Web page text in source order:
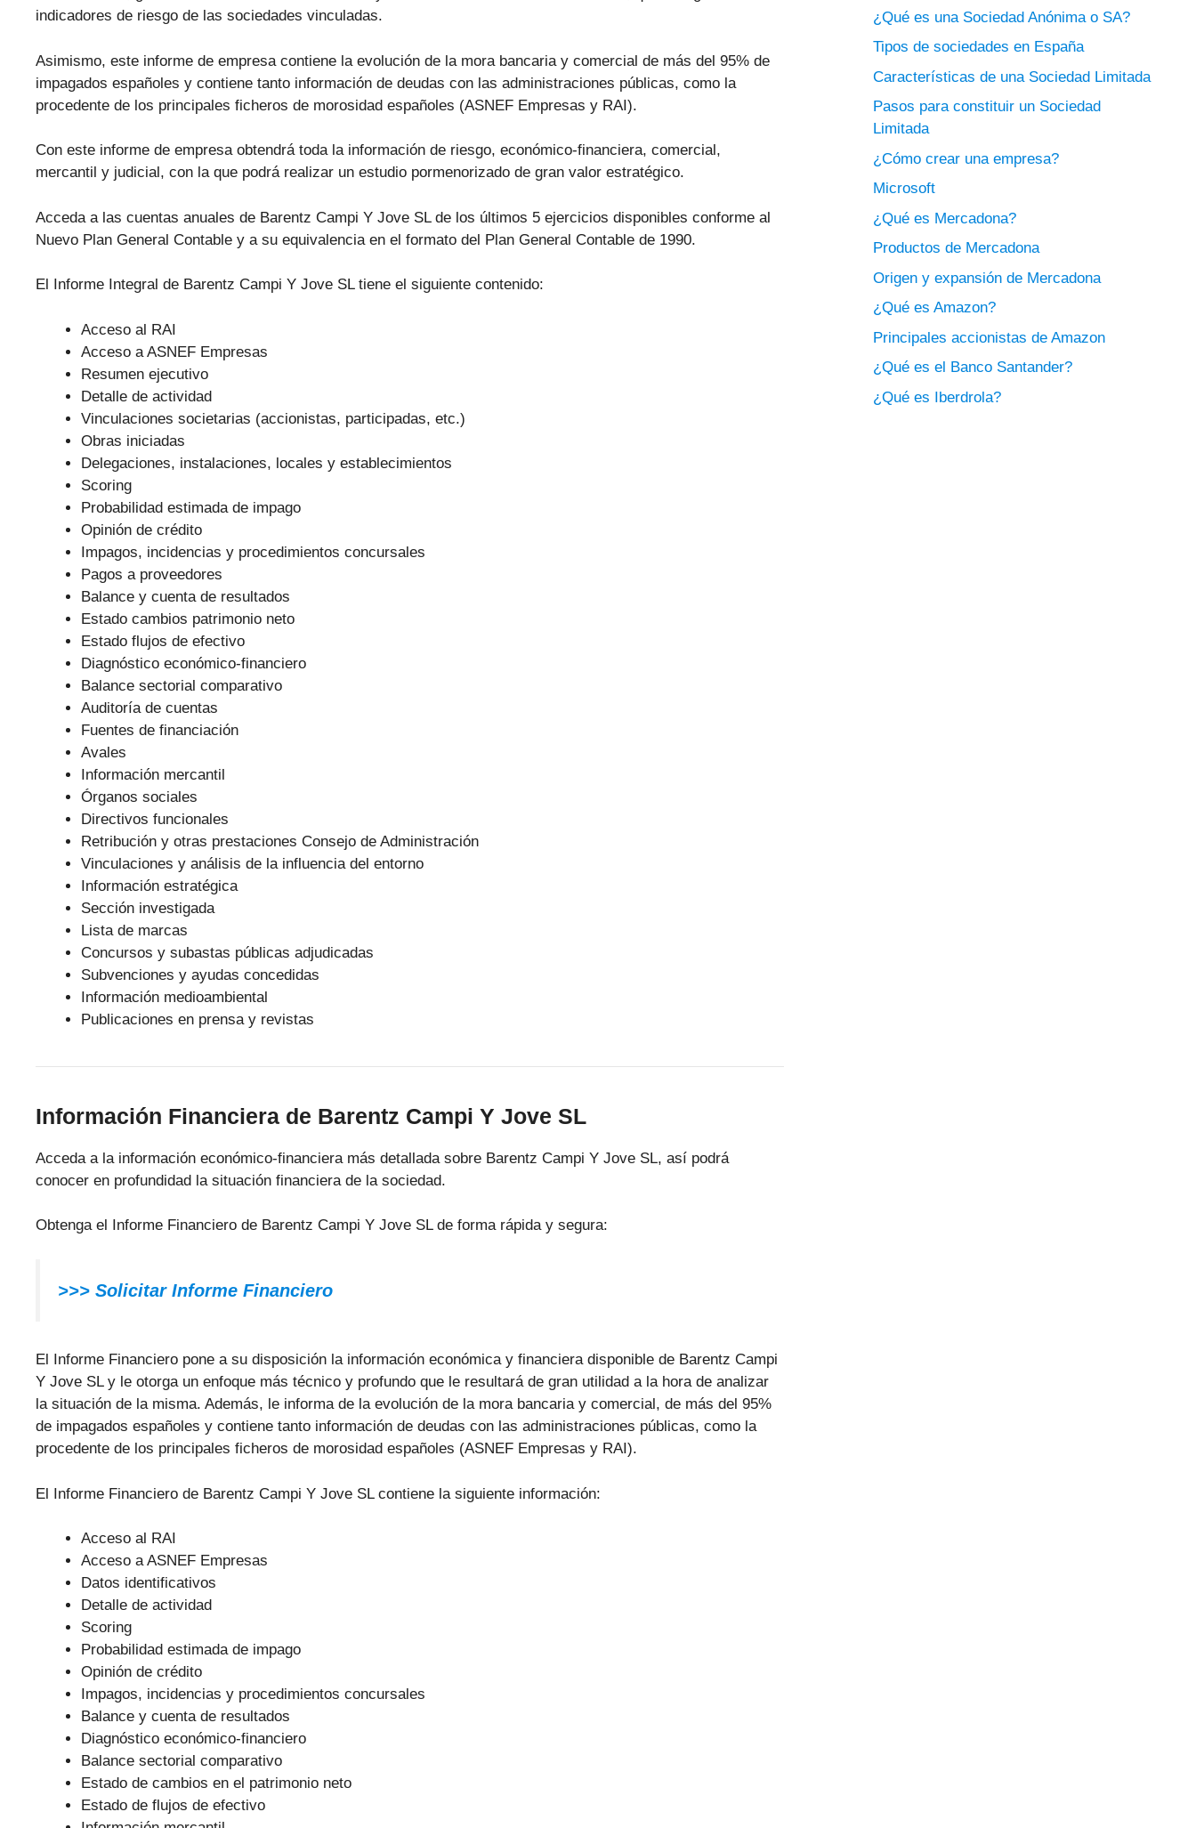
indicadores de riesgo de las sociedades vinculadas.
Asimismo, este informe de empresa contiene la evolución de la mora bancaria y comercial de más del 95% de
impagados españoles y contiene tanto información de deudas con las administraciones públicas, como la
procedente de los principales ficheros de morosidad españoles (ASNEF Empresas y RAI).
Con este informe de empresa obtendrá toda la información de riesgo, económico-financiera, comercial,
mercantil y judicial, con la que podrá realizar un estudio pormenorizado de gran valor estratégico.
Acceda a las cuentas anuales de Barentz Campi Y Jove SL de los últimos 5 ejercicios disponibles conforme al
Nuevo Plan General Contable y a su equivalencia en el formato del Plan General Contable de 1990.
El Informe Integral de Barentz Campi Y Jove SL tiene el siguiente contenido:
Acceso al RAI
Acceso a ASNEF Empresas
Resumen ejecutivo
Detalle de actividad
Vinculaciones societarias (accionistas, participadas, etc.)
Obras iniciadas
Delegaciones, instalaciones, locales y establecimientos
Scoring
Probabilidad estimada de impago
Opinión de crédito
Impagos, incidencias y procedimientos concursales
Pagos a proveedores
Balance y cuenta de resultados
Estado cambios patrimonio neto
Estado flujos de efectivo
Diagnóstico económico-financiero
Balance sectorial comparativo
Auditoría de cuentas
Fuentes de financiación
Avales
Información mercantil
Órganos sociales
Directivos funcionales
Retribución y otras prestaciones Consejo de Administración
Vinculaciones y análisis de la influencia del entorno
Información estratégica
Sección investigada
Lista de marcas
Concursos y subastas públicas adjudicadas
Subvenciones y ayudas concedidas
Información medioambiental
Publicaciones en prensa y revistas
Información Financiera de Barentz Campi Y Jove SL
Acceda a la información económico-financiera más detallada sobre Barentz Campi Y Jove SL, así podrá
conocer en profundidad la situación financiera de la sociedad.
Obtenga el Informe Financiero de Barentz Campi Y Jove SL de forma rápida y segura:
>>> Solicitar Informe Financiero
El Informe Financiero pone a su disposición la información económica y financiera disponible de Barentz Campi
Y Jove SL y le otorga un enfoque más técnico y profundo que le resultará de gran utilidad a la hora de analizar
la situación de la misma. Además, le informa de la evolución de la mora bancaria y comercial, de más del 95%
de impagados españoles y contiene tanto información de deudas con las administraciones públicas, como la
procedente de los principales ficheros de morosidad españoles (ASNEF Empresas y RAI).
El Informe Financiero de Barentz Campi Y Jove SL contiene la siguiente información:
Acceso al RAI
Acceso a ASNEF Empresas
Datos identificativos
Detalle de actividad
Scoring
Probabilidad estimada de impago
Opinión de crédito
Impagos, incidencias y procedimientos concursales
Balance y cuenta de resultados
Diagnóstico económico-financiero
Balance sectorial comparativo
Estado de cambios en el patrimonio neto
Estado de flujos de efectivo
¿Qué es una Sociedad Anónima o SA?
Tipos de sociedades en España
Características de una Sociedad Limitada
Pasos para constituir un Sociedad
Limitada
¿Cómo crear una empresa?
Microsoft
¿Qué es Mercadona?
Productos de Mercadona
Origen y expansión de Mercadona
¿Qué es Amazon?
Principales accionistas de Amazon
¿Qué es el Banco Santander?
¿Qué es Iberdrola?